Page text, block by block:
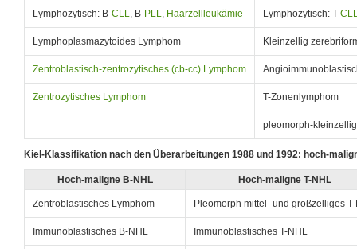
Lymphozytisch: B-CLL, B-PLL, Haarzellleukämie Lymphozytisch: T-
Lymphoplasmazytoides Lymphom Kleinzellig
Zentroblastisch-zentrozytisches (cb-cc) Lymphom
Zentrozytisches Lymphom T-Zonenlymphom
pleomorph-
Kiel-Klassifikation nach den Überarbeitungen 1988 und 1992: hoch-
Hoch-maligne B-NHL Hoch-maligne T-NHL
Zentroblastisches Lymphom Pleomorph mittel- und großzelliges
Immunoblastisches B-NHL Immunoblastisches T-NHL